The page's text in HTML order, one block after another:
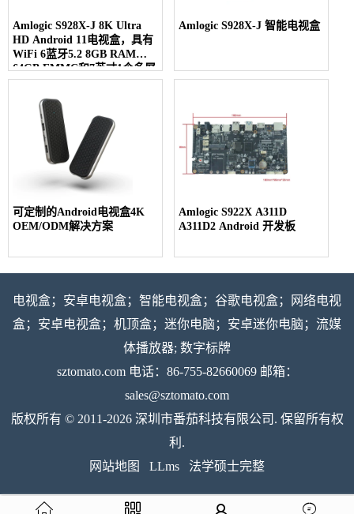
Amlogic S928X-J 8K Ultra
HD Android 11电视盒，具有
WiFi 6蓝牙5.2 8GB RAM
64GB EMMC和7英寸1个多屏
幕显示器
Amlogic S928X-J 智能电视盒
可定制的Android电视盒4K
OEM/ODM解决方案
Amlogic S922X A311D
A311D2 Android 开发板
电视盒；安卓电视盒；智能电视盒；谷歌电视盒；网络电视
盒；安卓电视盒；机顶盒；迷你电脑；安卓迷你电脑；流媒
体播放器; 数字标牌
sztomato.com电话：86-755-82660069 邮箱：
sales@sztomato.com
版权所有 © 2011-2026 深圳市番茄科技有限公司. 保留所有权
利.
网站地图
LLms 法学硕士完整